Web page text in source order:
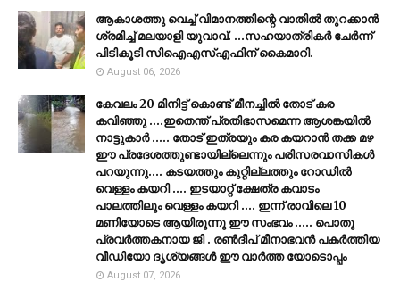
ആകാശത്തു വെച്ച് വിമാനത്തിന്റെ വാതില്‍ തുറക്കാന്‍
ശ്രമിച്ച് മലയാളി യുവാവ്. ...സഹയാത്രികര്‍ ചേര്‍ന്ന്
പിടികൂടി സിഐഎസ്എഫിന് കൈമാറി.
August 06, 2026
കേവലം 20 മിനിട്ട് കൊണ്ട് മീനച്ചിൽ തോട് കര
കവിഞ്ഞു ....ഇതെന്ത് പ്രതിഭാസമെന്ന ആശങ്കയിൽ
നാട്ടുകാർ ..... തോട് ഇത്രയും കര കയറാൻ തക്ക മഴ
ഈ പ്രദേശത്തുണ്ടായില്ലെന്നും പരിസരവാസികൾ
പറയുന്നു.... കടയത്തും കുറ്റില്ലത്തും റോഡിൽ
വെള്ളം കയറി .... ഇടയാറ്റ് ക്ഷേത്ര കവാടം
പാലത്തിലും വെള്ളം കയറി .... ഇന്ന് രാവിലെ 10
മണിയോടെ ആയിരുന്നു ഈ സംഭവം ..... പൊതു
പ്രവർത്തകനായ ജി . രൺദീപ് മീനാഭവൻ പകർത്തിയ
വീഡിയോ ദൃശ്യങ്ങൾ ഈ വാർത്ത യോടൊപ്പം
August 07, 2026